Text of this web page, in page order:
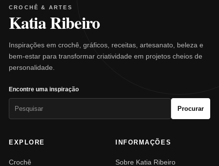
CROCHÊ & ARTES
Katia Ribeiro
Inspirações em crochê, gráficos, receitas, artesanato, beleza e
bem-estar para transformar criatividade em projetos cheios de
personalidade.
Encontre uma inspiração
Procurar
EXPLORE
Crochê
INFORMAÇÕES
Sobre Katia Ribeiro